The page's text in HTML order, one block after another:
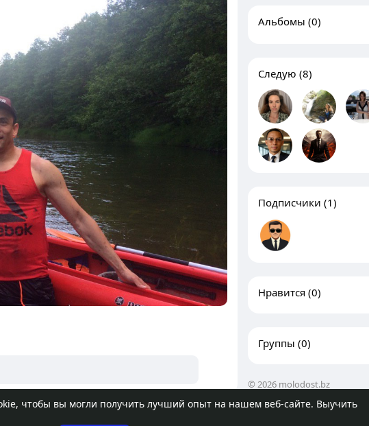
чтобы вы могли получить лучший опыт на нашем веб-сайте. Выучить
Альбомы (0)
Следую (8)
Подписчики (1)
Нравится (0)
Группы (0)
© 2026 molodost.bz
О нас Бизнес блог